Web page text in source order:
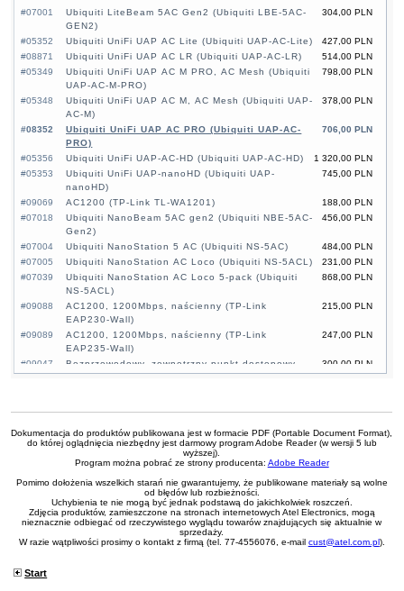
#07001
304,00 PLN
Ubiquiti LiteBeam 5AC Gen2 (Ubiquiti LBE-5AC-
GEN2)
#05352
427,00 PLN
Ubiquiti UniFi UAP AC Lite (Ubiquiti UAP-AC-Lite)
#08871
514,00 PLN
Ubiquiti UniFi UAP AC LR (Ubiquiti UAP-AC-LR)
#05349
798,00 PLN
Ubiquiti UniFi UAP AC M PRO, AC Mesh (Ubiquiti
UAP-AC-M-PRO)
#05348
378,00 PLN
Ubiquiti UniFi UAP AC M, AC Mesh (Ubiquiti UAP-
AC-M)
#08352
706,00 PLN
Ubiquiti UniFi UAP AC PRO (Ubiquiti UAP-AC-
PRO)
#05356
1 320,00 PLN
Ubiquiti UniFi UAP-AC-HD (Ubiquiti UAP-AC-HD)
#05353
745,00 PLN
Ubiquiti UniFi UAP-nanoHD (Ubiquiti UAP-
nanoHD)
#09069
188,00 PLN
AC1200 (TP-Link TL-WA1201)
#07018
456,00 PLN
Ubiquiti NanoBeam 5AC gen2 (Ubiquiti NBE-5AC-
Gen2)
#07004
484,00 PLN
Ubiquiti NanoStation 5 AC (Ubiquiti NS-5AC)
#07005
231,00 PLN
Ubiquiti NanoStation AC Loco (Ubiquiti NS-5ACL)
#07039
868,00 PLN
Ubiquiti NanoStation AC Loco 5-pack (Ubiquiti
NS-5ACL)
#09088
215,00 PLN
AC1200, 1200Mbps, naścienny (TP-Link
EAP230-Wall)
#09089
247,00 PLN
AC1200, 1200Mbps, naścienny (TP-Link
EAP235-Wall)
#09047
300,00 PLN
Bezprzewodowy, zewnętrzny punkt dostępowy,
867Mbps, 5GHz (TP-Link CPE710)
#04658
256,00 PLN
AC1350, 1350Mbps (TP-Link EAP225)
AC1750, 1750Mbps (TP-Link EAP245)
Dokumentacja do produktów publikowana jest w formacie PDF (Portable Document Format),
do której oglądnięcia niezbędny jest darmowy program Adobe Reader (w wersji 5 lub
wyższej).
Program można pobrać ze strony producenta: Adobe Reader
Pomimo dołożenia wszelkich starań nie gwarantujemy, że publikowane materiały są wolne
od błędów lub rozbieżności.
Uchybienia te nie mogą być jednak podstawą do jakichkolwiek roszczeń.
Zdjęcia produktów, zamieszczone na stronach internetowych Atel Electronics, mogą
nieznacznie odbiegać od rzeczywistego wyglądu towarów znajdujących się aktualnie w
sprzedaży.
W razie wątpliwości prosimy o kontakt z firmą (tel. 77-4556076, e-mail cust@atel.com.pl).
Start